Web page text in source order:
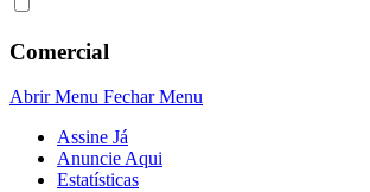
Comercial
Abrir Menu Fechar Menu
Assine Já
Anuncie Aqui
Estatísticas